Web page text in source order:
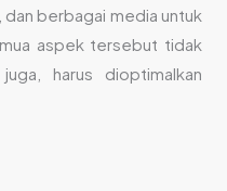
berbagai media untuk
aspek tersebut tidak
harus dioptimalkan